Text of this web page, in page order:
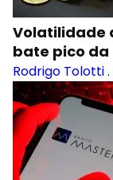
Volatilidade
bate pico da
Rodrigo Tolotti.